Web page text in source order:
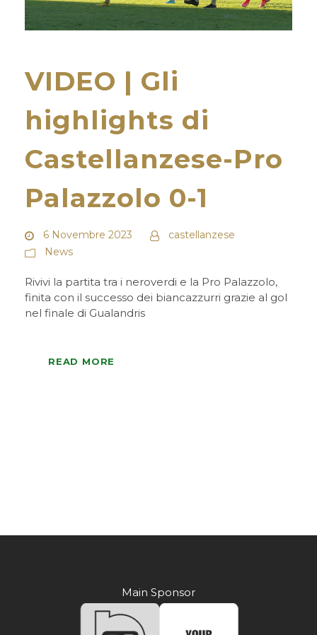
VIDEO | Gli
highlights di
Castellanzese-Pro
Palazzolo 0-1
6 Novembre 2023
castellanzese
News
Rivivi la partita tra i neroverdi e la Pro Palazzolo,
finita con il successo dei biancazzurri grazie al gol
nel finale di Gualandris
READ MORE
Main Sponsor